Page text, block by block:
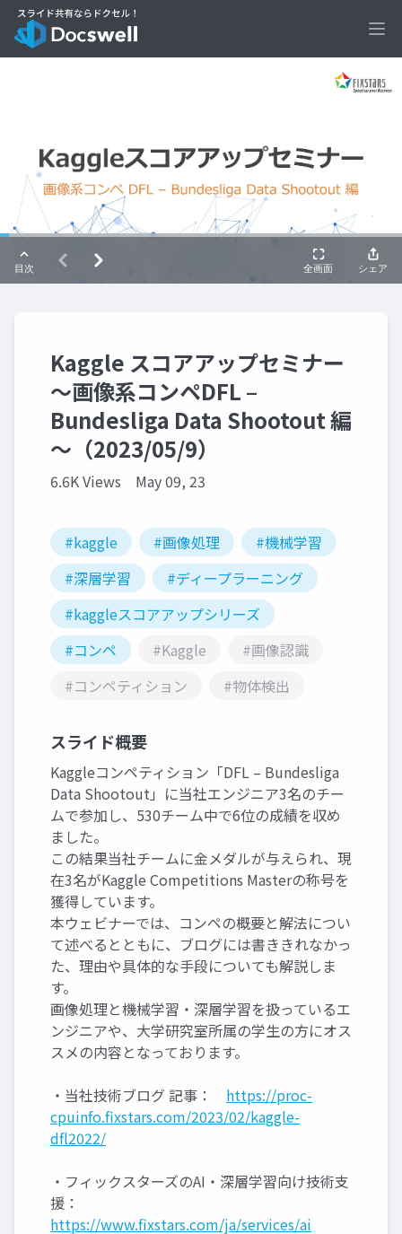
Kaggle スコアアップセミナー
～画像系コンペDFL –
Bundesliga Data Shootout 編
～（2023/05/9）
6.6K Views May 09, 23
#kaggle #画像処理
#機械学習
#深層学習
#ディープラーニング
#kaggleスコアアップシリーズ
#コンペ
#Kaggle
#画像認識
#コンペティション
#物体検出
スライド概要
Kaggleコンペティション「DFL – Bundesliga
Data Shootout」に当社エンジニア3名のチー
ムで参加し、530チーム中で6位の成績を収め
ました。
この結果当社チームに金メダルが与えられ、現
在3名がKaggle Competitions Masterの称号を
獲得しています。
本ウェビナーでは、コンペの概要と解法につい
て述べるとともに、ブログには書ききれなかっ
た、理由や具体的な手段についても解説しま
す。
画像処理と機械学習・深層学習を扱っているエ
ンジニアや、大学研究室所属の学生の方にオス
スメの内容となっております。
・当社技術ブログ 記事： https://proc-
cpuinfo.fixstars.com/2023/02/kaggle-
dfl2022/
・フィックスターズのAI・深層学習向け技術支
援：
https://www.fixstars.com/ja/services/ai